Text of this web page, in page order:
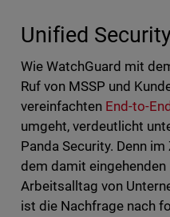
Unified
Wie WatchGuard mit
Ruf von MSSP und
vereinfachten End-to-
umgeht, verdeutlicht
Panda Security. Denn
dem damit
Arbeitsalltag von
ist die Nachfrage nach